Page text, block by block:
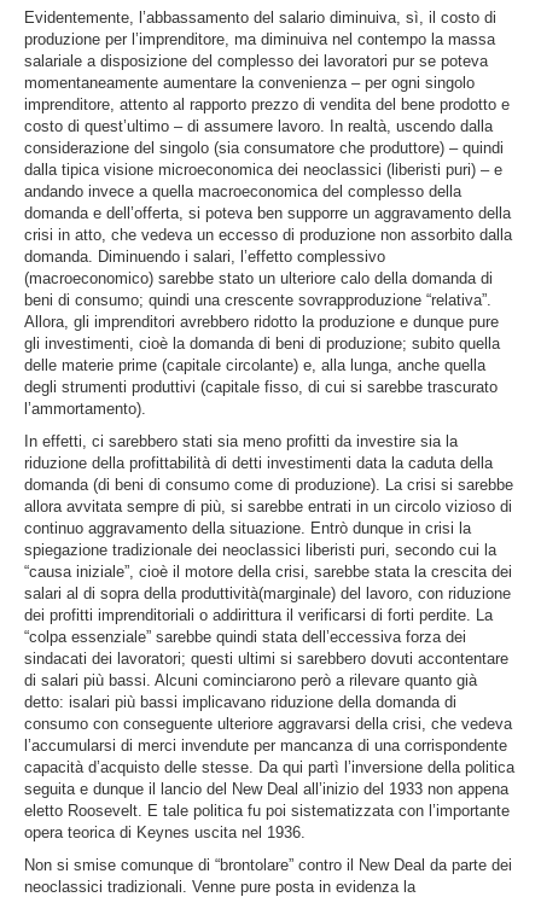
Evidentemente, l’abbassamento del salario diminuiva, sì, il costo di
produzione per l’imprenditore, ma diminuiva nel contempo la massa
salariale a disposizione del complesso dei lavoratori pur se poteva
momentaneamente aumentare la convenienza – per ogni singolo
imprenditore, attento al rapporto prezzo di vendita del bene prodotto e
costo di quest’ultimo – di assumere lavoro. In realtà, uscendo dalla
considerazione del singolo (sia consumatore che produttore) – quindi
dalla tipica visione microeconomica dei neoclassici (liberisti puri) – e
andando invece a quella macroeconomica del complesso della
domanda e dell’offerta, si poteva ben supporre un aggravamento della
crisi in atto, che vedeva un eccesso di produzione non assorbito dalla
domanda. Diminuendo i salari, l’effetto complessivo
(macroeconomico) sarebbe stato un ulteriore calo della domanda di
beni di consumo; quindi una crescente sovrapproduzione “relativa”.
Allora, gli imprenditori avrebbero ridotto la produzione e dunque pure
gli investimenti, cioè la domanda di beni di produzione; subito quella
delle materie prime (capitale circolante) e, alla lunga, anche quella
degli strumenti produttivi (capitale fisso, di cui si sarebbe trascurato
l’ammortamento).
In effetti, ci sarebbero stati sia meno profitti da investire sia la
riduzione della profittabilità di detti investimenti data la caduta della
domanda (di beni di consumo come di produzione). La crisi si sarebbe
allora avvitata sempre di più, si sarebbe entrati in un circolo vizioso di
continuo aggravamento della situazione. Entrò dunque in crisi la
spiegazione tradizionale dei neoclassici liberisti puri, secondo cui la
“causa iniziale”, cioè il motore della crisi, sarebbe stata la crescita dei
salari al di sopra della produttività(marginale) del lavoro, con riduzione
dei profitti imprenditoriali o addirittura il verificarsi di forti perdite. La
“colpa essenziale” sarebbe quindi stata dell’eccessiva forza dei
sindacati dei lavoratori; questi ultimi si sarebbero dovuti accontentare
di salari più bassi. Alcuni cominciarono però a rilevare quanto già
detto: isalari più bassi implicavano riduzione della domanda di
consumo con conseguente ulteriore aggravarsi della crisi, che vedeva
l’accumularsi di merci invendute per mancanza di una corrispondente
capacità d’acquisto delle stesse. Da qui partì l’inversione della politica
seguita e dunque il lancio del New Deal all’inizio del 1933 non appena
eletto Roosevelt. E tale politica fu poi sistematizzata con l’importante
opera teorica di Keynes uscita nel 1936.
Non si smise comunque di “brontolare” contro il New Deal da parte dei
neoclassici tradizionali. Venne pure posta in evidenza la